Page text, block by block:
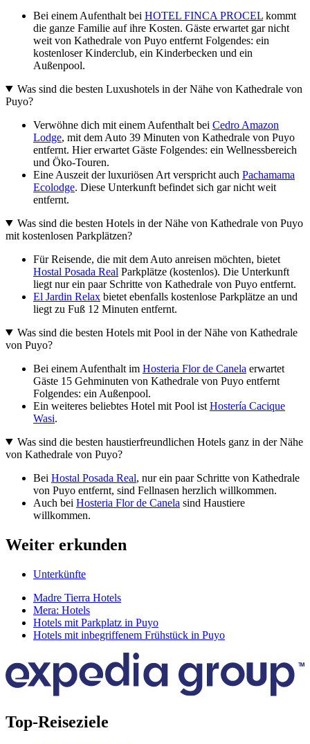
Bei einem Aufenthalt bei HOTEL FINCA PROCEL kommt
die ganze Familie auf ihre Kosten. Gäste erwartet gar nicht
weit von Kathedrale von Puyo entfernt Folgendes: ein
kostenloser Kinderclub, ein Kinderbecken und ein
Außenpool.
Was sind die besten Luxushotels in der Nähe von Kathedrale von
Puyo?
Verwöhne dich mit einem Aufenthalt bei Cedro Amazon
Lodge, mit dem Auto 39 Minuten von Kathedrale von Puyo
entfernt. Hier erwartet Gäste Folgendes: ein Wellnessbereich
und Öko-Touren.
Eine Auszeit der luxuriösen Art verspricht auch Pachamama
Ecolodge. Diese Unterkunft befindet sich gar nicht weit
entfernt.
Was sind die besten Hotels in der Nähe von Kathedrale von Puyo
mit kostenlosen Parkplätzen?
Für Reisende, die mit dem Auto anreisen möchten, bietet
Hostal Posada Real Parkplätze (kostenlos). Die Unterkunft
liegt nur ein paar Schritte von Kathedrale von Puyo entfernt.
El Jardin Relax bietet ebenfalls kostenlose Parkplätze an und
liegt zu Fuß 12 Minuten entfernt.
Was sind die besten Hotels mit Pool in der Nähe von Kathedrale
von Puyo?
Bei einem Aufenthalt im Hosteria Flor de Canela erwartet
Gäste 15 Gehminuten von Kathedrale von Puyo entfernt
Folgendes: ein Außenpool.
Ein weiteres beliebtes Hotel mit Pool ist Hostería Cacique
Wasi.
Was sind die besten haustierfreundlichen Hotels ganz in der Nähe
von Kathedrale von Puyo?
Bei Hostal Posada Real, nur ein paar Schritte von Kathedrale
von Puyo entfernt, sind Fellnasen herzlich willkommen.
Auch bei Hosteria Flor de Canela sind Haustiere
willkommen.
Weiter erkunden
Unterkünfte
Madre Tierra Hotels
Mera: Hotels
Hotels mit Parkplatz in Puyo
Hotels mit inbegriffenem Frühstück in Puyo
Top-Reiseziele